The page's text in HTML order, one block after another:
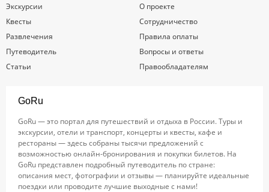
Экскурсии
Квесты
Развлечения
Путеводитель
Статьи
О проекте
Сотрудничество
Правила оплаты
Вопросы и ответы
Правообладателям
GoRu
GoRu — это портал для путешествий и отдыха в России. Туры и
экскурсии, отели и транспорт, концерты и квесты, кафе и
рестораны — здесь собраны тысячи предложений с
возможностью онлайн-бронирования и покупки билетов. На
GoRu представлен подробный путеводитель по стране:
описания мест, фотографии и отзывы — планируйте идеальные
поездки или проводите лучшие выходные с нами!